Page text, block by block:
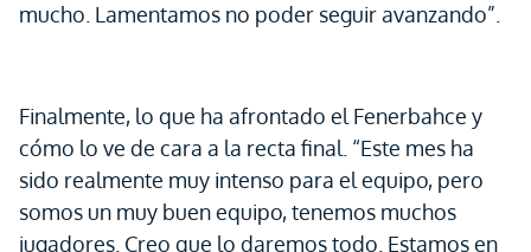
mucho. Lamentamos no poder seguir avanzando”.
Finalmente, lo que ha afrontado el Fenerbahce y
cómo lo ve de cara a la recta final. “Este mes ha
sido realmente muy intenso para el equipo, pero
somos un muy buen equipo, tenemos muchos
jugadores. Creo que lo daremos todo. Estamos en